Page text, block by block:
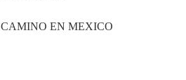
EN MEXICO